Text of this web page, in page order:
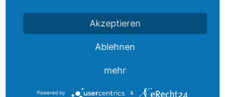
FIBRILL ® Waschhandschuh Farbe-Türkis
FIBRILL ® Waschhandschuh Farbe-Pink
Akzeptieren
Ablehnen
mehr
Powered by &